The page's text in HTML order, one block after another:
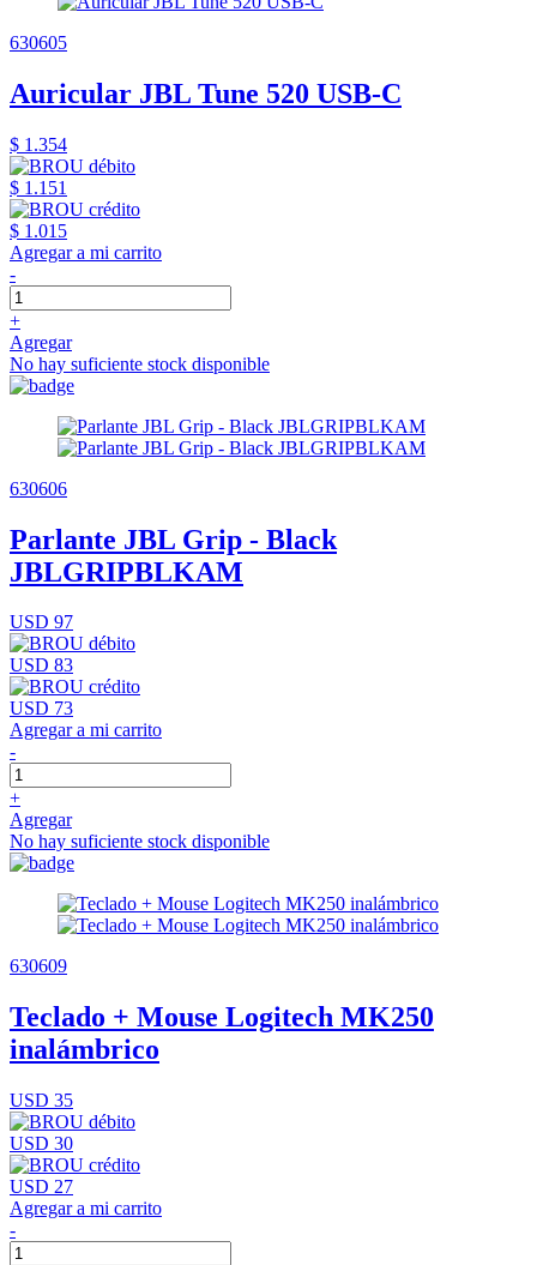
630605
Auricular JBL Tune 520 USB-C
$ 1.354
$ 1.151
$ 1.015
Agregar a mi carrito
-
+
Agregar
No hay suficiente stock disponible
630606
Parlante JBL Grip - Black
JBLGRIPBLKAM
USD 97
USD 83
USD 73
Agregar a mi carrito
-
+
Agregar
No hay suficiente stock disponible
630609
Teclado + Mouse Logitech MK250
inalámbrico
USD 35
USD 30
USD 27
Agregar a mi carrito
-